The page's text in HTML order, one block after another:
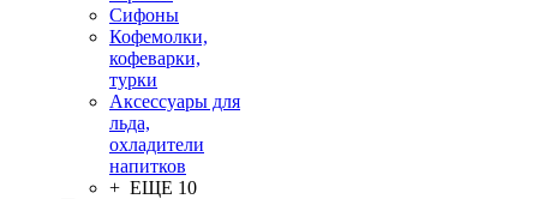
Сифоны
Кофемолки,
кофеварки,
турки
Аксессуары для
льда,
охладители
напитков
+ ЕЩЕ 10